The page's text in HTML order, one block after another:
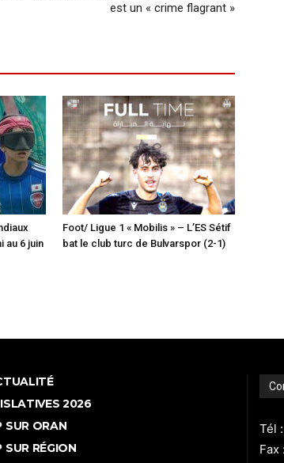
est un « crime flagrant »
au 6 juin
Foot/ Ligue 1 « Mobilis » – L’ES Sétif
bat le club turc de Bulvarspor (2-1)
2026
SUR ORAN
SUR RÉGION
Tél
Fax